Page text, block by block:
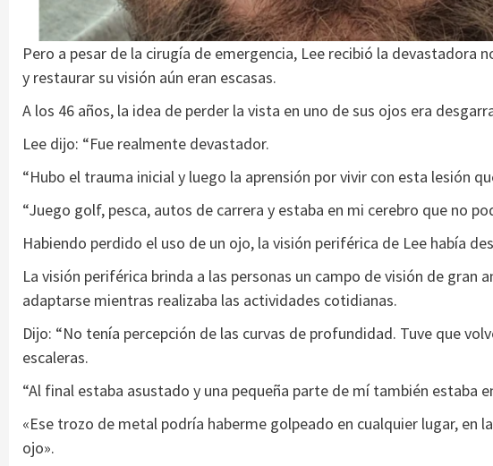
Pero a pesar de la cirugía de emergencia, Lee recibió la devastadora
y restaurar su visión aún eran escasas.
A los 46 años, la idea de perder la vista en uno de sus ojos era
Lee dijo: “Fue realmente devastador.
“Hubo el trauma inicial y luego la aprensión por vivir con esta lesión
“Juego golf, pesca, autos de carrera y estaba en mi cerebro que no
Habiendo perdido el uso de un ojo, la visión periférica de Lee había
La visión periférica brinda a las personas un campo de visión de gran
adaptarse mientras realizaba las actividades cotidianas.
Dijo: “No tenía percepción de las curvas de profundidad. Tuve que
escaleras.
“Al final estaba asustado y una pequeña parte de mí también estaba
«Ese trozo de metal podría haberme golpeado en cualquier lugar, en
ojo».